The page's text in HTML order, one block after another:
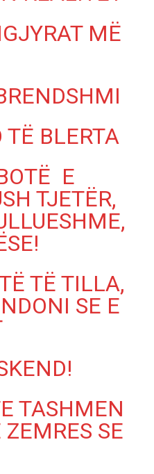
MË
TË BLERTA
E
TJETËR,
TË TILLA,
SE E
TASHMEN
SE